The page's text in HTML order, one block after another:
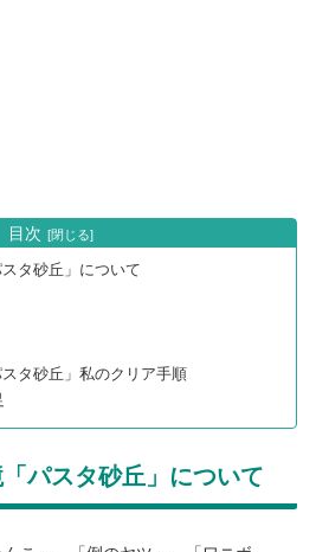
目次
タ砂丘」について
タ砂丘」私のクリア手順
パスタ砂丘」について